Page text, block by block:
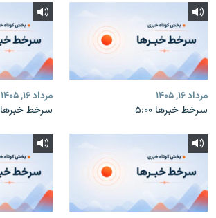
مرداد ۱۶, ۱۴۰۵
سرخط خبرها ۵:۰۰
مرداد ۱۶, ۱۴۰۵
سرخط خبرها ۴:۰۰